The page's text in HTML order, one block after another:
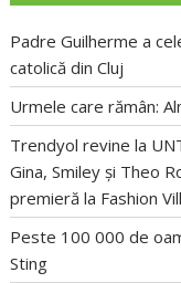
Padre Guilherme a
catolică din Cluj
Urmele care rămân:
Trendyol revine la
Gina, Smiley și Theo
premieră la Fashion
Peste 100 000 de
Sting